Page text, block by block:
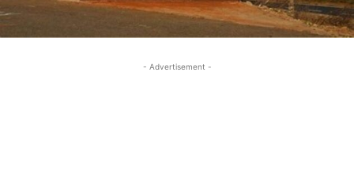
- Advertisement -